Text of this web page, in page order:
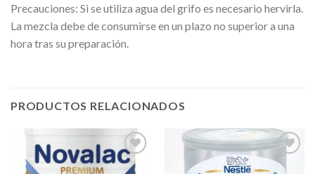
Precauciones: Si se utiliza agua del grifo es necesario hervirla.
La mezcla debe de consumirse en un plazo no superior a una
hora tras su preparación.
PRODUCTOS RELACIONADOS